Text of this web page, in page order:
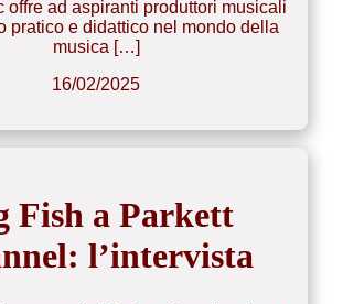
offre ad aspiranti produttori musicali
pratico e didattico nel mondo della
musica […]
16/02/2025
Fish a Parkett
l’intervista